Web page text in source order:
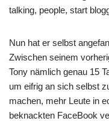
talking, people, start
Nun hat er selbst
Zwischen seinem
Tony nämlich genau 15
um eifrig an sich selbst
machen, mehr Leute in
beknackten FaceBook